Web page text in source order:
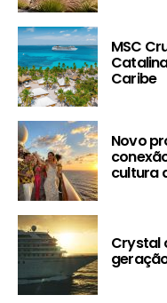
MSC
Caribe
Novo
cultura
Crystal